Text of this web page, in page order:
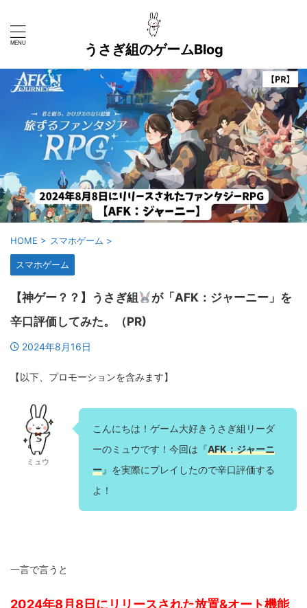
うさぎ組のゲームBlog
HOME > スマホゲーム >
スマホゲーム
【神ゲー？？】うさぎ組
が「‎AFK：ジャーニー」を
辛口評価してみた。（PR)
2024年8月16日
【以下、プロモーションを含みます】
ミュウ
こんにちは！ゲーム大好きうさぎ組リーダ
ーのミュウです！今回は『AFK：ジャーニ
ー』を実際にプレイしたので辛口評価する
よ！
一言で言うと
2024年8月8日にリリースされた放置&オート機能